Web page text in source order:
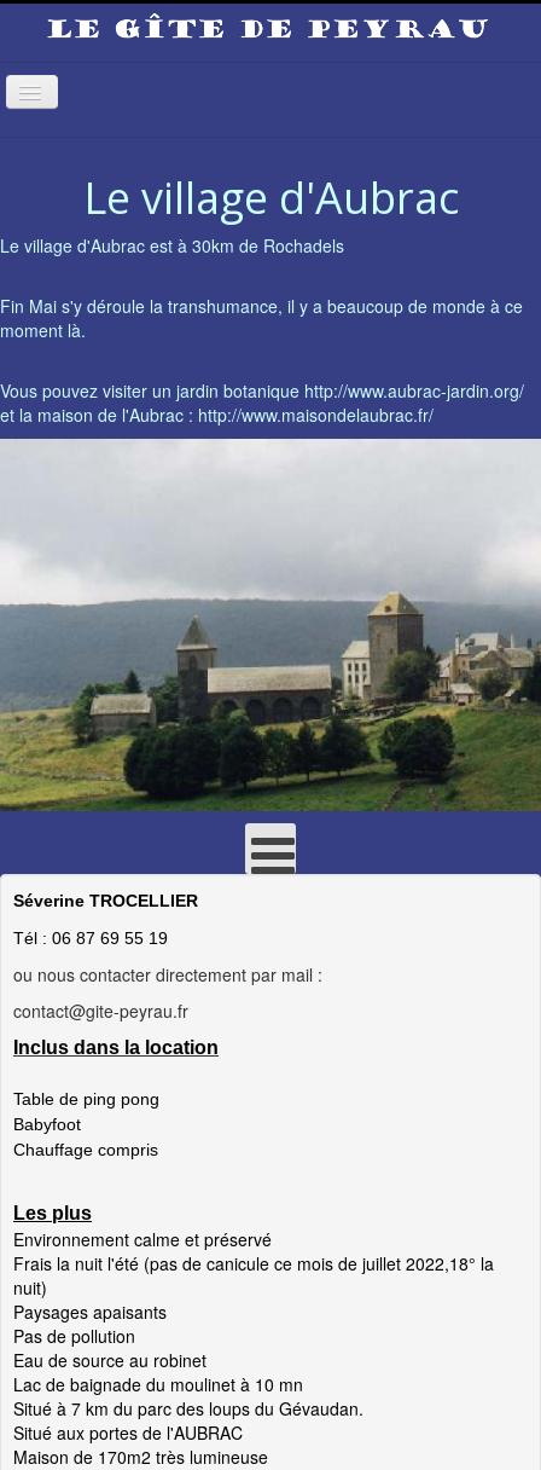
Basculer
Le village d'Aubrac
Le village d'Aubrac est à 30km de Rochadels
Fin Mai s'y déroule la transhumance, il y a beaucoup de monde à ce
moment là.
Vous pouvez visiter un jardin botanique http://www.aubrac-jardin.org/
et la maison de l'Aubrac : http://www.maisondelaubrac.fr/
Séverine TROCELLIER
Tél : 06 87 69 55 19
ou nous contacter directement par mail :
contact@gite-peyrau.fr
Inclus dans la location
Table de ping pong
Babyfoot
Chauffage compris
Les plus
Environnement calme et préservé
Frais la nuit l'été (pas de canicule ce mois de juillet 2022,18° la
nuit)
Paysages apaisants
Pas de pollution
Eau de source au robinet
Lac de baignade du moulinet à 10 mn
Situé à 7 km du parc des loups du Gévaudan.
Situé aux portes de l'AUBRAC
Maison de 170m2 très lumineuse